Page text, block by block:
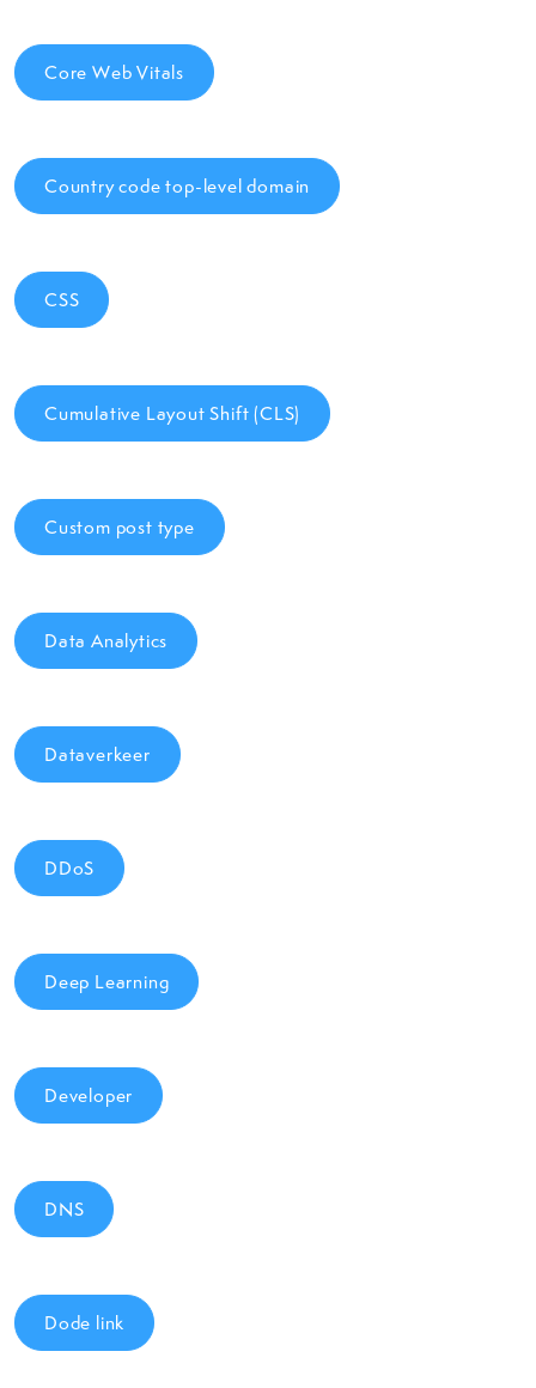
Core Web Vitals
Country code top-level domain
CSS
Cumulative Layout Shift (CLS)
Custom post type
Data Analytics
Dataverkeer
DDoS
Deep Learning
Developer
DNS
Dode link